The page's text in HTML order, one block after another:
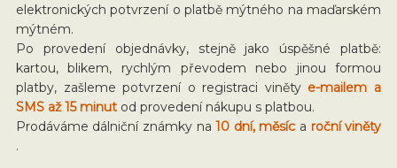
elektronických potvrzení o platbě mýtného na maďarském
mýtném.
Po provedení objednávky, stejně jako úspěšné platbě:
kartou, blikem, rychlým převodem nebo jinou formou
platby, zašleme potvrzení o registraci viněty e-mailem a
SMS až 15 minut od provedení nákupu s platbou.
Prodáváme dálniční známky na10 dní, měsíc a roční viněty
.